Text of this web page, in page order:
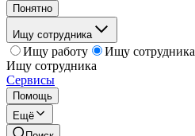
Понятно
Ищу сотрудника
Ищу работу
Ищу сотрудника
Ищу сотрудника
Сервисы
Помощь
Ещё